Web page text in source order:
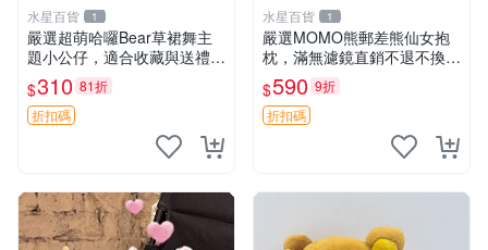
水星百貨 1
嚴選超萌哈囉Bear草裙舞主
題小公仔，適合收藏與送禮 1
00 克 哈囉Bear 草裙舞
$310 81折
折扣碼
水星百貨 1
嚴選MOMO熊郵差熊仙女抱
枕，滿無濾鏡直銷不退不換
經典造型可愛必備 紅薯啵啵
間抱枕 抱枕 時尚
$590 9折
折扣碼